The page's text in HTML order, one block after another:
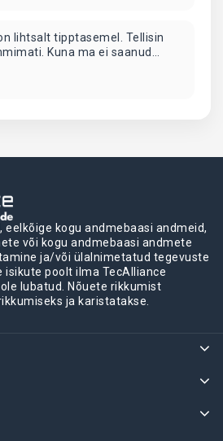
lihtsalt tipptasemel. Tellisin
Kuna ma ei saanud
tulla, tellisin selle
helistasid mulle ja ütlesid, et
eelkõige kogu andmebaasi andmeid,
või kogu andmebaasi andmete
ja/või ülalnimetatud tegevuste
poolt ilma TecAlliance
lubatud. Nõuete rikkumist
ja karistatakse.